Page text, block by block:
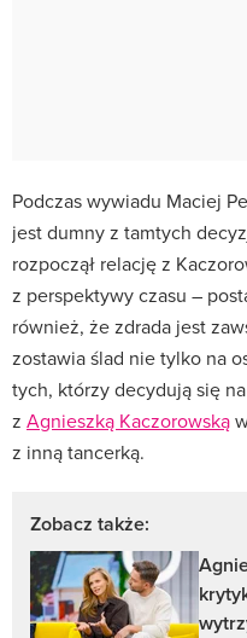
Podczas wywiadu Maciej
jest dumny z tamtych
rozpoczął relację z
z perspektywy czasu –
również, że zdrada jest
zostawia ślad nie tylko na
tych, którzy decydują się
z Agnieszką Kaczorowską
z inną tancerką.
Zobacz także: